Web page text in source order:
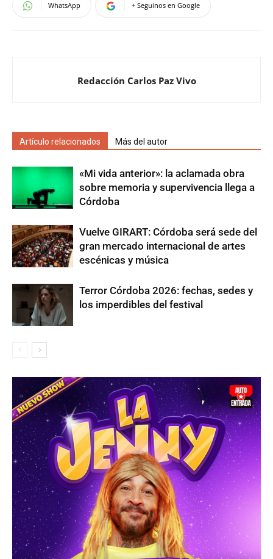
WhatsApp + Seguinos en Google
Redacción Carlos Paz Vivo
Artículo relacionados Más del autor
«Mi vida anterior»: la aclamada obra
sobre memoria y supervivencia llega a
Córdoba
Vuelve GIRART: Córdoba será sede del
gran mercado internacional de artes
escénicas y música
Terror Córdoba 2026: fechas, sedes y
los imperdibles del festival